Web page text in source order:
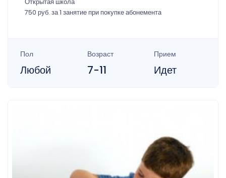
Открытая школа
750 руб. за 1 занятие при покупке абонемента
Пол
Любой
Возраст
7-11
Прием
Идет